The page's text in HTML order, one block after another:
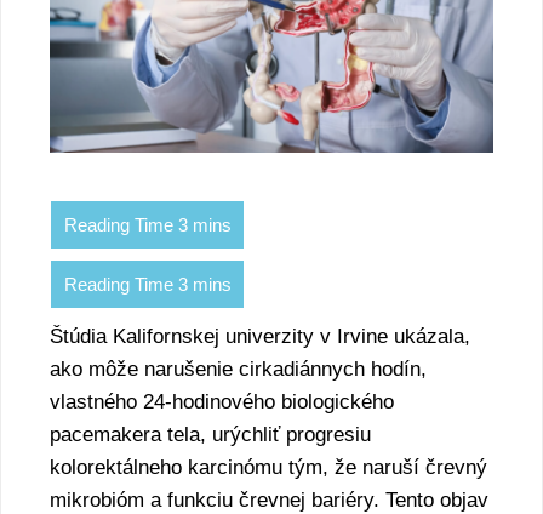
Štúdia Kalifornskej univerzity v Irvine ukázala,
ako môže narušenie cirkadiánnych hodín,
vlastného 24-hodinového biologického
pacemakera tela, urýchliť progresiu
kolorektálneho karcinómu tým, že naruší črevný
mikrobióm a funkciu črevnej bariéry. Tento objav